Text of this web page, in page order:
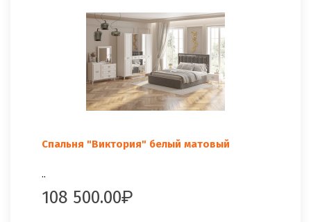
Спальня "Виктория" белый матовый
..
108 500.00